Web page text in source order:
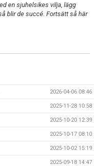
en sjuhelsikes vilja, lägg
blir de succé. Fortsätt så här
2026-04-06 08:46
2025-11-28 10:58
2025-10-20 12:39
2025-10-17 08:10
2025-10-02 15:19
2025-09-18 14:47